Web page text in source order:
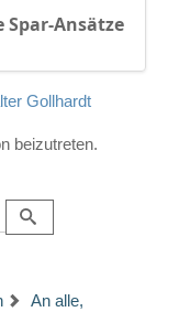
Ansätze
Gollhardt
beizutreten.
An alle,